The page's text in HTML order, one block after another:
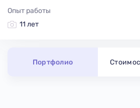
Опыт работы
11 лет
Портфолио